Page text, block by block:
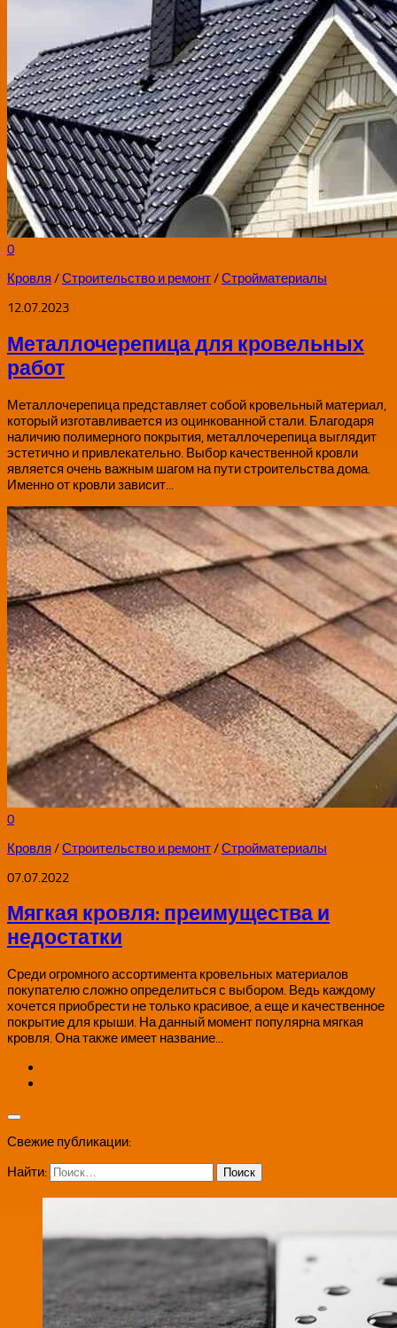
0
Кровля /Строительство и ремонт/Стройматериалы
12.07.2023
Металлочерепица для кровельных
работ
Металлочерепица представляет собой кровельный материал,
который изготавливается из оцинкованной стали. Благодаря
наличию полимерного покрытия, металлочерепица выглядит
эстетично и привлекательно. Выбор качественной кровли
является очень важным шагом на пути строительства дома.
Именно от кровли зависит...
0
Кровля /Строительство и ремонт /Стройматериалы
07.07.2022
Мягкая кровля: преимущества и
недостатки
Среди огромного ассортимента кровельных материалов
покупателю сложно определиться с выбором. Ведь каждому
хочется приобрести не только красивое, а еще и качественное
покрытие для крыши. На данный момент популярна мягкая
кровля. Она также имеет название...
Свежие публикации:
Найти: